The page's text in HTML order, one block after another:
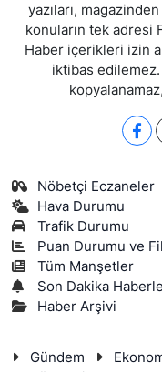
yazıları,
konuların tek adresi
Haber içerikleri izin
iktibas edilemez.
Nöbetçi Eczaneler
Hava Durumu
Trafik Durumu
Puan Durumu ve
Tüm Manşetler
Son Dakika
Haber Arşivi
Gündem